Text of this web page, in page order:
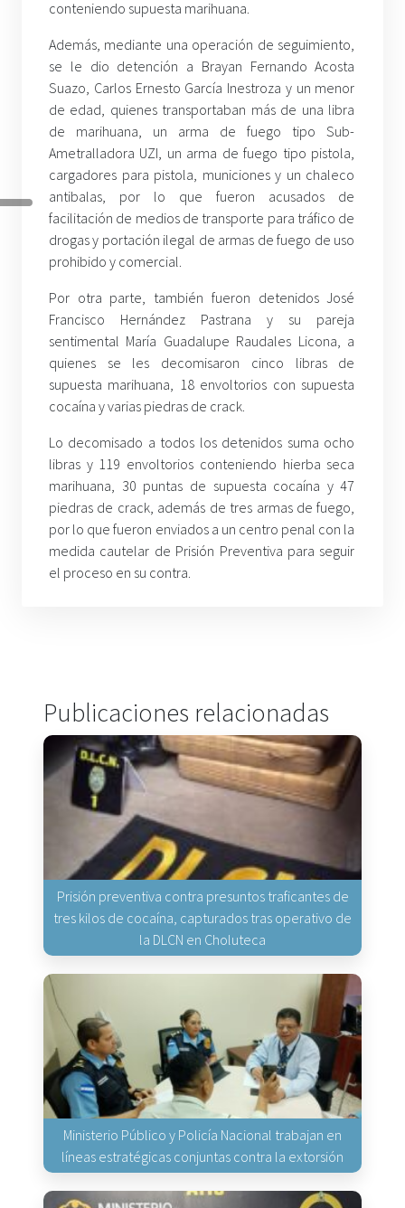
conteniendo supuesta marihuana.
Además, mediante una operación de seguimiento,
se le dio detención a Brayan Fernando Acosta
Suazo, Carlos Ernesto García Inestroza y un menor
de edad, quienes transportaban más de una libra
de marihuana, un arma de fuego tipo Sub-
Ametralladora UZI, un arma de fuego tipo pistola,
cargadores para pistola, municiones y un chaleco
antibalas, por lo que fueron acusados de
facilitación de medios de transporte para tráfico de
drogas y portación ilegal de armas de fuego de uso
prohibido y comercial.
Por otra parte, también fueron detenidos José
Francisco Hernández Pastrana y su pareja
sentimental María Guadalupe Raudales Licona, a
quienes se les decomisaron cinco libras de
supuesta marihuana, 18 envoltorios con supuesta
cocaína y varias piedras de crack.
Lo decomisado a todos los detenidos suma ocho
libras y 119 envoltorios conteniendo hierba seca
marihuana, 30 puntas de supuesta cocaína y 47
piedras de crack, además de tres armas de fuego,
por lo que fueron enviados a un centro penal con la
medida cautelar de Prisión Preventiva para seguir
el proceso en su contra.
Publicaciones relacionadas
Prisión preventiva contra presuntos traficantes de
tres kilos de cocaína, capturados tras operativo de
la DLCN en Choluteca
Ministerio Público y Policía Nacional trabajan en
líneas estratégicas conjuntas contra la extorsión